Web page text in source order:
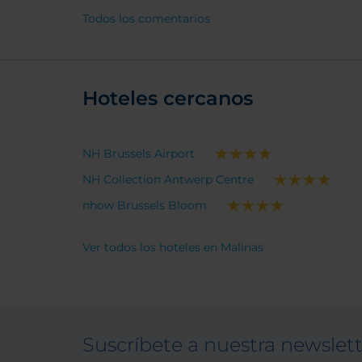
Todos los comentarios
Hoteles cercanos
NH Brussels Airport
NH Collection Antwerp Centre
nhow Brussels Bloom
Ver todos los hoteles en Malinas
Suscríbete a nuestra